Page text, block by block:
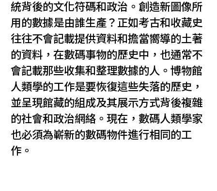
統背後的文化符碼和政治。創造新圖像所
用的數據是由誰生產？正如考古和收藏史
往往不會記載提供資料和擔當嚮導的土著
的資料，在數碼事物的歷史中，也通常不
會記載那些收集和整理數據的人。博物館
人類學的工作是要恢復這些失落的歷史，
並呈現館藏的組成及其展示方式背後複雜
的社會和政治網絡。現在，數碼人類學家
也必須為嶄新的數碼物件進行相同的工
作。